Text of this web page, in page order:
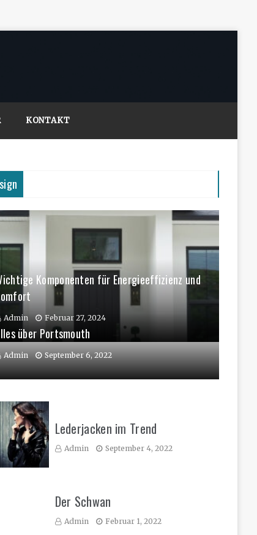
KONTAKT
Komponenten für Energieeffizienz und
Admin Februar 27, 2024
über Portsmouth
Admin September 6, 2022
Lederjacken im Trend
Admin September 4, 2022
Der Schwan
Admin Februar 1, 2022